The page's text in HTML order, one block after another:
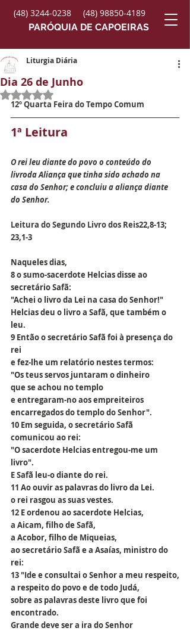
(48) 3244-0238
(48) 98850-4189
PARÓQUIA DE CAPOEIRAS
Dia 26 de Junho
Liturgia Diária
Avaliado com NaN de 5 estrelas.
12º Quarta Feira do Tempo Comum
1ª Leitura
O rei leu diante do povo o conteúdo do
livroda Aliança que tinha sido achado na
casa do Senhor; e concluiu a aliança diante
do Senhor.
Leitura do Segundo Livro dos Reis22,8-13;
23,1-3
Naqueles dias,
8 o sumo-sacerdote Helcias disse ao
secretário Safã:
"Achei o livro da Lei na casa do Senhor!"
Helcias deu o livro a Safã, que também o
leu.
9 Então o secretário Safã foi à presença do
rei
e fez-lhe um relatório nestes termos:
"Os teus servos juntaram o dinheiro
que se achou no templo
e entregaram-no aos empreiteiros
encarregados do templo do Senhor".
10 Em seguida, o secretário Safã
comunicou ao rei:
"O sacerdote Helcias entregou-me um
livro".
E Safã leu-o diante do rei.
11 Ao ouvir as palavras do livro da Lei.
o rei rasgou as suas vestes.
12 E ordenou ao sacerdote Helcias,
a Aicam, filho de Safã,
a Acobor, filho de Miqueias,
ao secretário Safã e a Asaías, ministro do
rei:
13 "Ide e consultai o Senhor a meu respeito,
a respeito do povo e de todo Judá,
sobre as palavras deste livro que foi
encontrado.
Grande deve ser a ira do Senhor